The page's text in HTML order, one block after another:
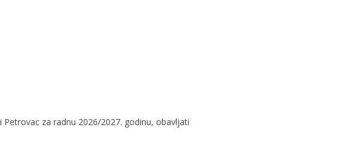
za radnu 2026/2027. godinu, obavljati